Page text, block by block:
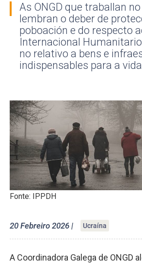
As ONGD que traballan
lembran o deber de
poboación e do respecto
Internacional
no relativo a bens e
indispensables para a
Fonte: IPPDH
20 Febreiro 2026 | Ucraína
A Coordinadora Galega de ONGD